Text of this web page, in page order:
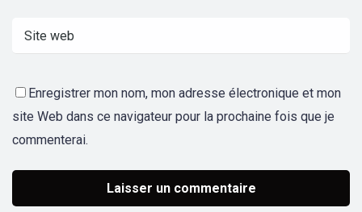
Enregistrer mon nom, mon adresse électronique et mon
site Web dans ce navigateur pour la prochaine fois que je
commenterai.